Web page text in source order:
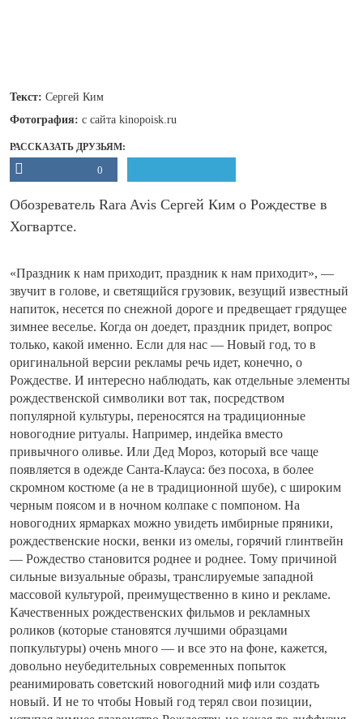
Текст: Сергей Ким
Фотография: с сайта kinopoisk.ru
РАССКАЗАТЬ ДРУЗЬЯМ:
0
Обозреватель Rara Avis Сергей Ким о Рождестве в
Хогвартсе.
«Праздник к нам приходит, праздник к нам приходит», —
звучит в голове, и светящийся грузовик, везущий известный
напиток, несется по снежной дороге и предвещает грядущее
зимнее веселье. Когда он доедет, праздник придет, вопрос
только, какой именно. Если для нас — Новый год, то в
оригинальной версии рекламы речь идет, конечно, о
Рождестве. И интересно наблюдать, как отдельные элементы
рождественской символики вот так, посредством
популярной культуры, переносятся на традиционные
новогодние ритуалы. Например, индейка вместо
привычного оливье. Или Дед Мороз, который все чаще
появляется в одежде Санта-Клауса: без посоха, в более
скромном костюме (а не в традиционной шубе), с широким
черным поясом и в ночном колпаке с помпоном. На
новогодних ярмарках можно увидеть имбирные пряники,
рождественские носки, венки из омелы, горячий глинтвейн
— Рождество становится роднее и роднее. Тому причиной
сильные визуальные образы, транслируемые западной
массовой культурой, преимущественно в кино и рекламе.
Качественных рождественских фильмов и рекламных
роликов (которые становятся лучшими образцами
попкультуры) очень много — и все это на фоне, кажется,
довольно неубедительных современных попыток
реанимировать советский новогодний миф или создать
новый. И не то чтобы Новый год терял свои позиции,